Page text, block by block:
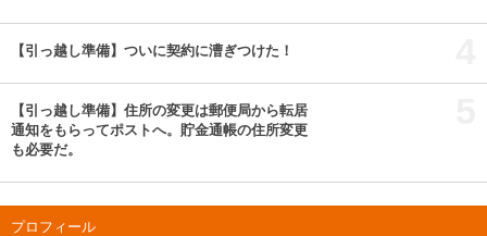
【引っ越し準備】ついに契約に漕ぎつけた！
【引っ越し準備】住所の変更は郵便局から転居
通知をもらってポストへ。貯金通帳の住所変更
も必要だ。
プロフィール